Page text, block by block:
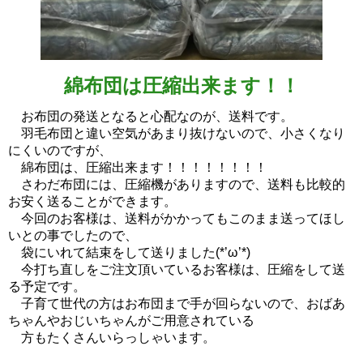
綿布団は圧縮出来ます！！
お布団の発送となると心配なのが、送料です。
羽毛布団と違い空気があまり抜けないので、小さくなり
にくいのですが、
綿布団は、圧縮出来ます！！！！！！！！
さわだ布団には、圧縮機がありますので、送料も比較的
お安く送ることができます。
今回のお客様は、送料がかかってもこのまま送ってほし
いとの事でしたので、
袋にいれて結束をして送りました(*’ω’*)
今打ち直しをご注文頂いているお客様は、圧縮をして送
る予定です。
子育て世代の方はお布団まで手が回らないので、おばあ
ちゃんやおじいちゃんがご用意されている
方もたくさんいらっしゃいます。